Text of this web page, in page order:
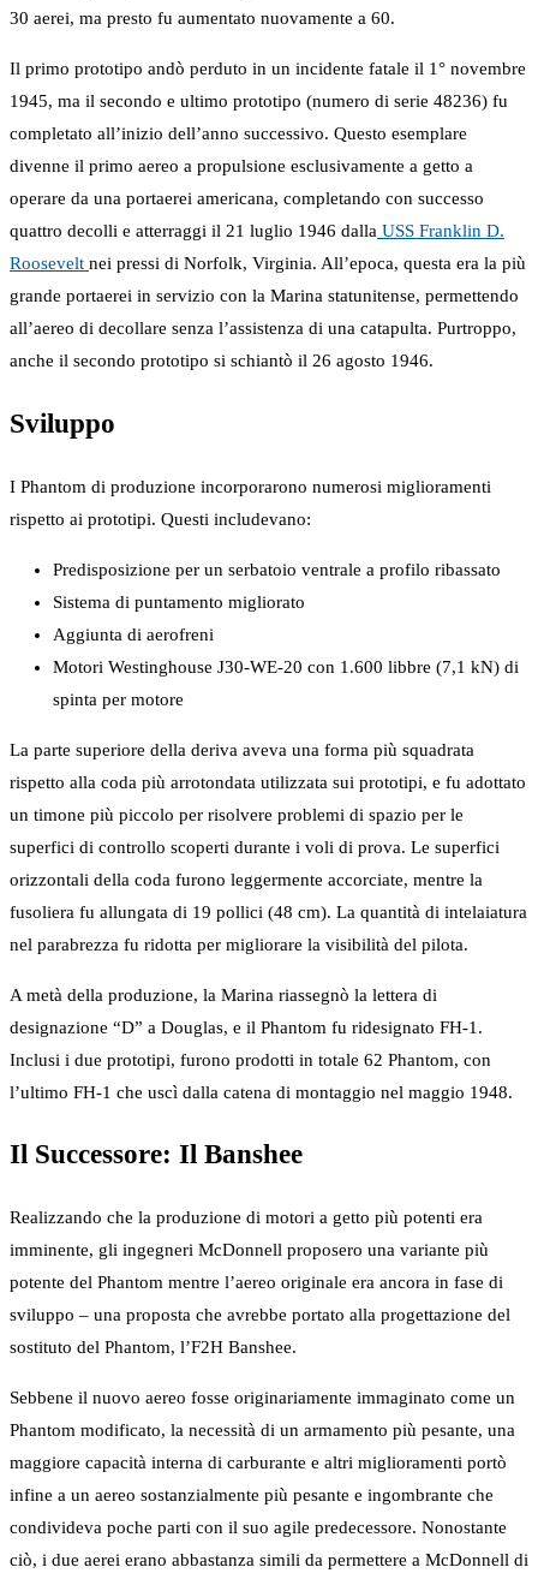
30 aerei, ma presto fu aumentato nuovamente a 60.
Il primo prototipo andò perduto in un incidente fatale il 1° novembre
1945, ma il secondo e ultimo prototipo (numero di serie 48236) fu
completato all’inizio dell’anno successivo. Questo esemplare
divenne il primo aereo a propulsione esclusivamente a getto a
operare da una portaerei americana, completando con successo
quattro decolli e atterraggi il 21 luglio 1946 dalla USS Franklin D.
Roosevelt nei pressi di Norfolk, Virginia. All’epoca, questa era la più
grande portaerei in servizio con la Marina statunitense, permettendo
all’aereo di decollare senza l’assistenza di una catapulta. Purtroppo,
anche il secondo prototipo si schiantò il 26 agosto 1946.
Sviluppo
I Phantom di produzione incorporarono numerosi miglioramenti
rispetto ai prototipi. Questi includevano:
Predisposizione per un serbatoio ventrale a profilo ribassato
Sistema di puntamento migliorato
Aggiunta di aerofreni
Motori Westinghouse J30-WE-20 con 1.600 libbre (7,1 kN) di
spinta per motore
La parte superiore della deriva aveva una forma più squadrata
rispetto alla coda più arrotondata utilizzata sui prototipi, e fu adottato
un timone più piccolo per risolvere problemi di spazio per le
superfici di controllo scoperti durante i voli di prova. Le superfici
orizzontali della coda furono leggermente accorciate, mentre la
fusoliera fu allungata di 19 pollici (48 cm). La quantità di intelaiatura
nel parabrezza fu ridotta per migliorare la visibilità del pilota.
A metà della produzione, la Marina riassegnò la lettera di
designazione “D” a Douglas, e il Phantom fu ridesignato FH-1.
Inclusi i due prototipi, furono prodotti in totale 62 Phantom, con
l’ultimo FH-1 che uscì dalla catena di montaggio nel maggio 1948.
Il Successore: Il Banshee
Realizzando che la produzione di motori a getto più potenti era
imminente, gli ingegneri McDonnell proposero una variante più
potente del Phantom mentre l’aereo originale era ancora in fase di
sviluppo – una proposta che avrebbe portato alla progettazione del
sostituto del Phantom, l’F2H Banshee.
Sebbene il nuovo aereo fosse originariamente immaginato come un
Phantom modificato, la necessità di un armamento più pesante, una
maggiore capacità interna di carburante e altri miglioramenti portò
infine a un aereo sostanzialmente più pesante e ingombrante che
condivideva poche parti con il suo agile predecessore. Nonostante
ciò, i due aerei erano abbastanza simili da permettere a McDonnell di